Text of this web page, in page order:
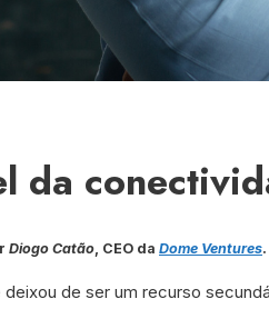
da
Diogo Catão, CEO da Dome Ventures
de ser um recurso